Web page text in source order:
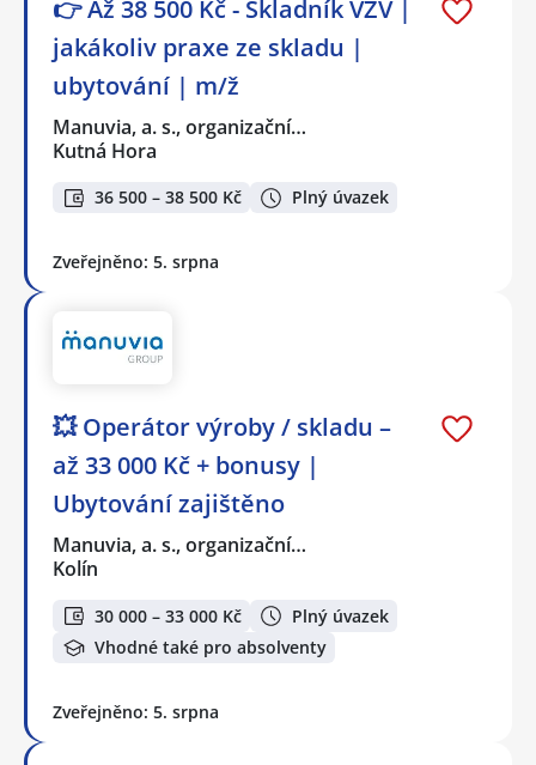
👉 Až 38 500 Kč - Skladník VZV |
jakákoliv praxe ze skladu |
ubytování | m/ž
Manuvia, a. s., organizační…
Kutná Hora
36 500 – 38 500 Kč Plný úvazek
Zveřejněno: 5. srpna
💥 Operátor výroby / skladu –
až 33 000 Kč + bonusy |
Ubytování zajištěno
Manuvia, a. s., organizační…
Kolín
30 000 – 33 000 Kč
Plný úvazek
Vhodné také pro absolventy
Zveřejněno: 5. srpna